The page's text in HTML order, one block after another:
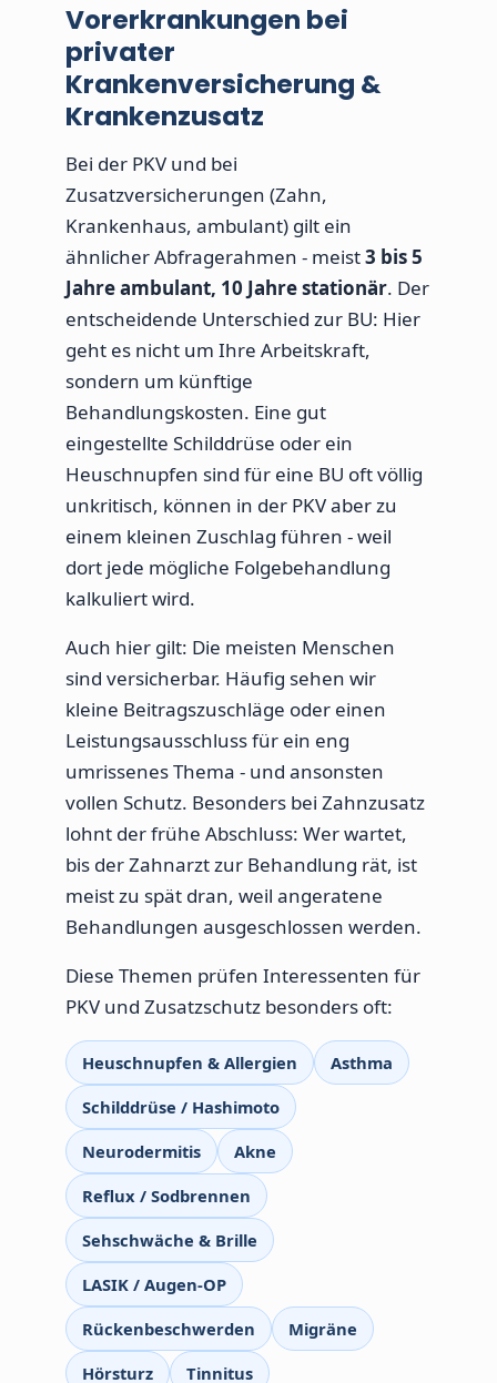
Vorerkrankungen bei
privater
Krankenversicherung &
Krankenzusatz
Bei der PKV und bei
Zusatzversicherungen (Zahn,
Krankenhaus, ambulant) gilt ein
ähnlicher Abfragerahmen - meist3 bis 5
Jahre ambulant, 10 Jahre stationär. Der
entscheidende Unterschied zur BU: Hier
geht es nicht um Ihre Arbeitskraft,
sondern um künftige
Behandlungskosten. Eine gut
eingestellte Schilddrüse oder ein
Heuschnupfen sind für eine BU oft völlig
unkritisch, können in der PKV aber zu
einem kleinen Zuschlag führen - weil
dort jede mögliche Folgebehandlung
kalkuliert wird.
Auch hier gilt: Die meisten Menschen
sind versicherbar. Häufig sehen wir
kleine Beitragszuschläge oder einen
Leistungsausschluss für ein eng
umrissenes Thema - und ansonsten
vollen Schutz. Besonders bei Zahnzusatz
lohnt der frühe Abschluss: Wer wartet,
bis der Zahnarzt zur Behandlung rät, ist
meist zu spät dran, weil angeratene
Behandlungen ausgeschlossen werden.
Diese Themen prüfen Interessenten für
PKV und Zusatzschutz besonders oft:
Heuschnupfen & Allergien
Asthma
Schilddrüse / Hashimoto
Neurodermitis
Akne
Reflux / Sodbrennen
Sehschwäche & Brille
LASIK / Augen-OP
Rückenbeschwerden
Migräne
Hörsturz
Tinnitus